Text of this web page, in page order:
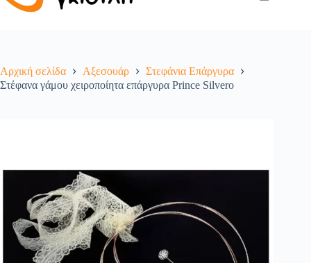
Αρχική σελίδα Αξεσουάρ
Στεφάνια Επάργυρα
Στέφανα γάμου χειροποίητα επάργυρα Prince Silvero